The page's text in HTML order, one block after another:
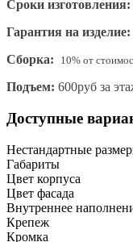
Сроки изготовления:
Гарантия на изделие:
Сборка:
10% от
Подъем: 600руб за
Доступные
Нестандартные
Габариты
Цвет корпуса
Цвет фасада
Внутреннее
Крепеж
Кромка